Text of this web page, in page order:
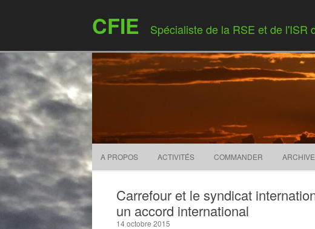
CFIE Spécialiste de la RSE et de l'ISR
A PROPOS ACTIVITÉS COMMANDER
Carrefour et le syndicat
un accord international
14 octobre 2015